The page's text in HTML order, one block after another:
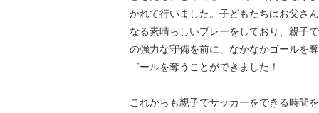
かれて行いました。子どもたちはお父さ
なる素晴らしいプレーをしており、親子
の強力な守備を前に、なかなかゴールを
ゴールを奪うことができました！
これからも親子でサッカーをできる時間